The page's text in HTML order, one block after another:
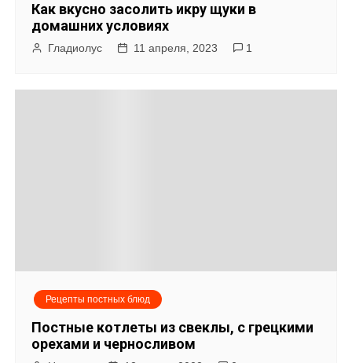
Как вкусно засолить икру щуки в
домашних условиях
Гладиолус 11 апреля, 2023 1
Рецепты постных блюд
Постные котлеты из свеклы, с грецкими
орехами и черносливом